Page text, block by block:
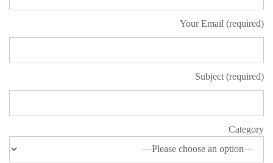
Your Email (required)
Subject (required)
Category